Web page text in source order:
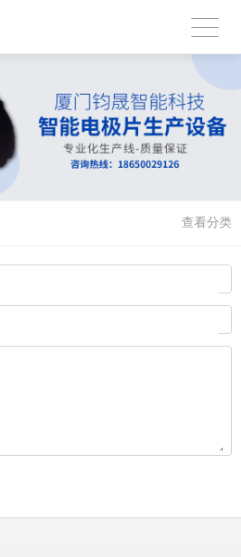
查看分类